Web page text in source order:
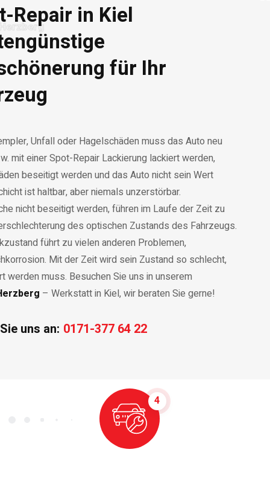
Repair in Kiel
für Ihr
Unfall oder Hagelschäden muss das Auto neu
mit einer Spot-Repair Lackierung lackiert werden,
beseitigt werden und das Auto nicht sein Wert
ist haltbar, aber niemals unzerstörbar.
nicht beseitigt werden, führen im Laufe der Zeit zu
des optischen Zustands des Fahrzeugs.
führt zu vielen anderen Problemen,
Mit der Zeit wird sein Zustand so schlecht,
werden muss. Besuchen Sie uns in unserem
– Werkstatt in Kiel, wir beraten Sie gerne!
uns an: 0171-377 64 22
4